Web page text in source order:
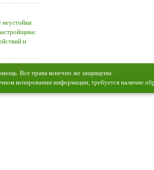
неустойки
и
Все права конечно же защищены.
копировании информации, требуется наличие